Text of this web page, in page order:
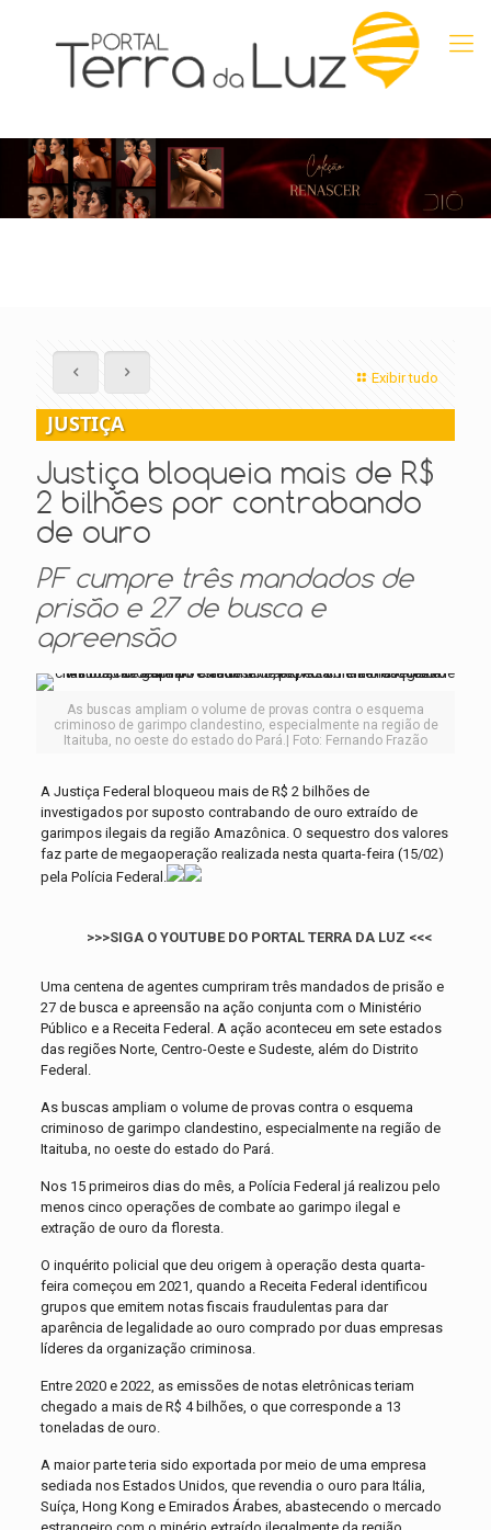
Exibir tudo
JUSTIÇA
Justiça bloqueia mais de R$
2 bilhões por contrabando
de ouro
PF cumpre três mandados de
prisão e 27 de busca e
apreensão
As buscas ampliam o volume de provas contra o esquema
criminoso de garimpo clandestino, especialmente na região de
Itaituba, no oeste do estado do Pará.| Foto: Fernando Frazão
A Justiça Federal bloqueou mais de R$ 2 bilhões de
investigados por suposto contrabando de ouro extraído de
garimpos ilegais da região Amazônica. O sequestro dos valores
faz parte de megaoperação realizada nesta quarta-feira (15/02)
pela Polícia Federal.
>>>SIGA O YOUTUBE DO PORTAL TERRA DA LUZ <<<
Uma centena de agentes cumpriram três mandados de prisão e
27 de busca e apreensão na ação conjunta com o Ministério
Público e a Receita Federal. A ação aconteceu em sete estados
das regiões Norte, Centro-Oeste e Sudeste, além do Distrito
Federal.
As buscas ampliam o volume de provas contra o esquema
criminoso de garimpo clandestino, especialmente na região de
Itaituba, no oeste do estado do Pará.
Nos 15 primeiros dias do mês, a Polícia Federal já realizou pelo
menos cinco operações de combate ao garimpo ilegal e
extração de ouro da floresta.
O inquérito policial que deu origem à operação desta quarta-
feira começou em 2021, quando a Receita Federal identificou
grupos que emitem notas fiscais fraudulentas para dar
aparência de legalidade ao ouro comprado por duas empresas
líderes da organização criminosa.
Entre 2020 e 2022, as emissões de notas eletrônicas teriam
chegado a mais de R$ 4 bilhões, o que corresponde a 13
toneladas de ouro.
A maior parte teria sido exportada por meio de uma empresa
sediada nos Estados Unidos, que revendia o ouro para Itália,
Suíça, Hong Kong e Emirados Árabes, abastecendo o mercado